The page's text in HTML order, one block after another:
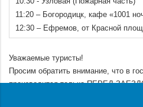
11:20 – Богородицк, кафе «1001
12:30 – Ефремов, от Красной
Уважаемые туристы!
Просим обратить внимание, что в
производится только ПЕРЕД